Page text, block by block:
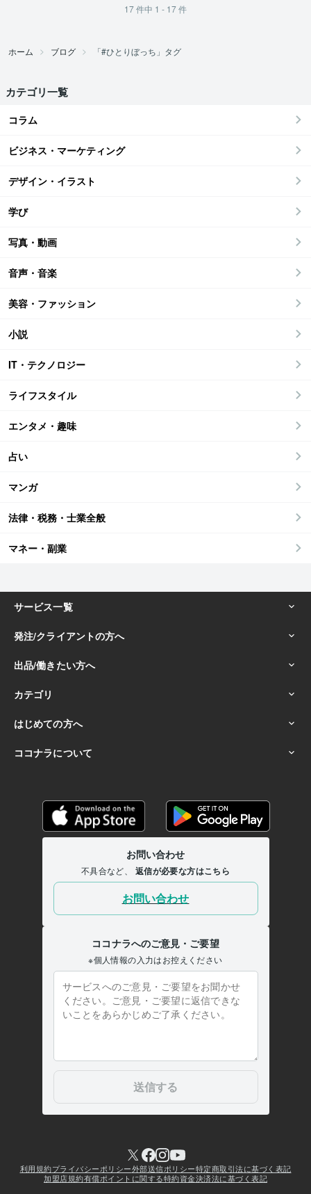
17件中 1 - 17件
ホーム ブログ 「#ひとりぼっち」タグ
カテゴリ一覧
コラム
ビジネス・マーケティング
デザイン・イラスト
学び
写真・動画
音声・音楽
美容・ファッション
小説
IT・テクノロジー
ライフスタイル
エンタメ・趣味
占い
マンガ
法律・税務・士業全般
マネー・副業